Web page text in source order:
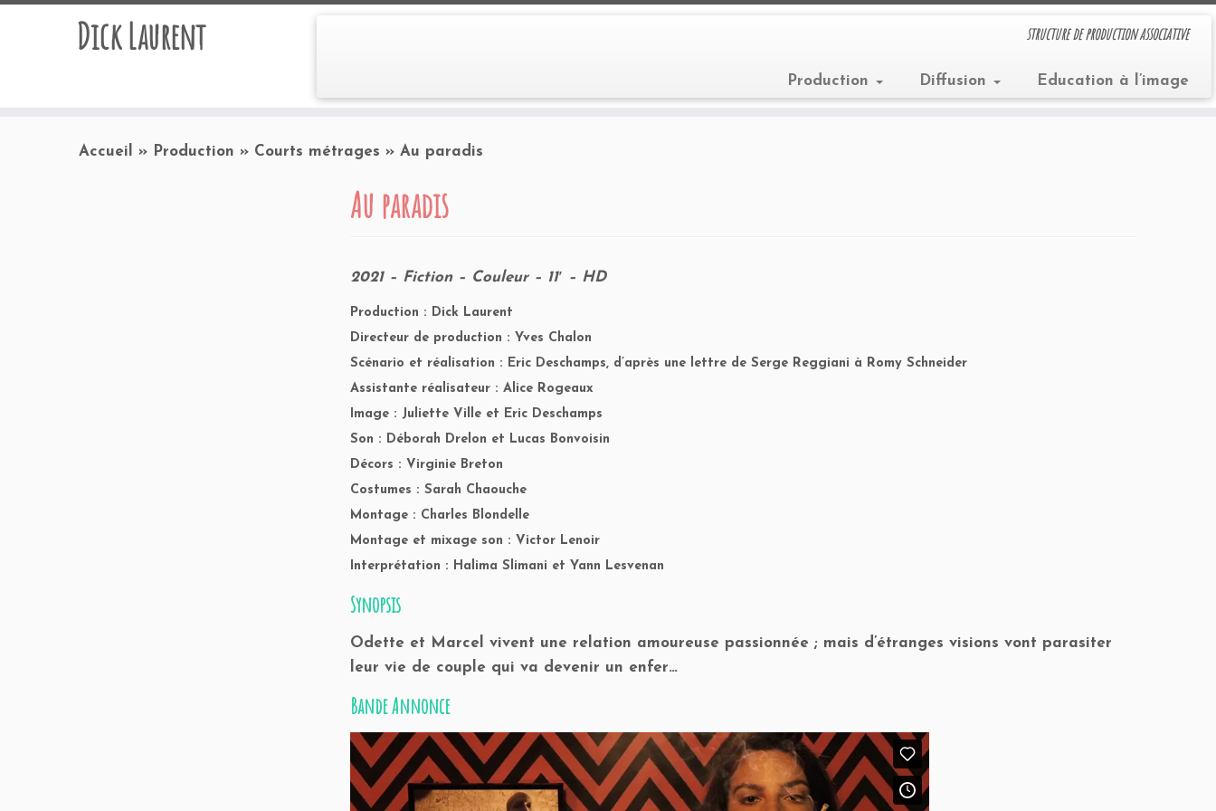
Dick Laurent structure de production associative
Production Diffusion Education à l’image
Accueil » Production » Courts métrages » Au paradis
Au paradis
2021 – Fiction – Couleur – 11′ – HD
Production : Dick Laurent
Directeur de production : Yves Chalon
Scénario et réalisation : Eric Deschamps, d’après une lettre de Serge Reggiani à Romy Schneider
Assistante réalisateur : Alice Rogeaux
Image : Juliette Ville et Eric Deschamps
Son : Déborah Drelon et Lucas Bonvoisin
Décors : Virginie Breton
Costumes : Sarah Chaouche
Montage : Charles Blondelle
Montage et mixage son : Victor Lenoir
Interprétation : Halima Slimani et Yann Lesvenan
Synopsis
Odette et Marcel vivent une relation amoureuse passionnée ; mais d’étranges visions vont parasiter
leur vie de couple qui va devenir un enfer…
Bande Annonce